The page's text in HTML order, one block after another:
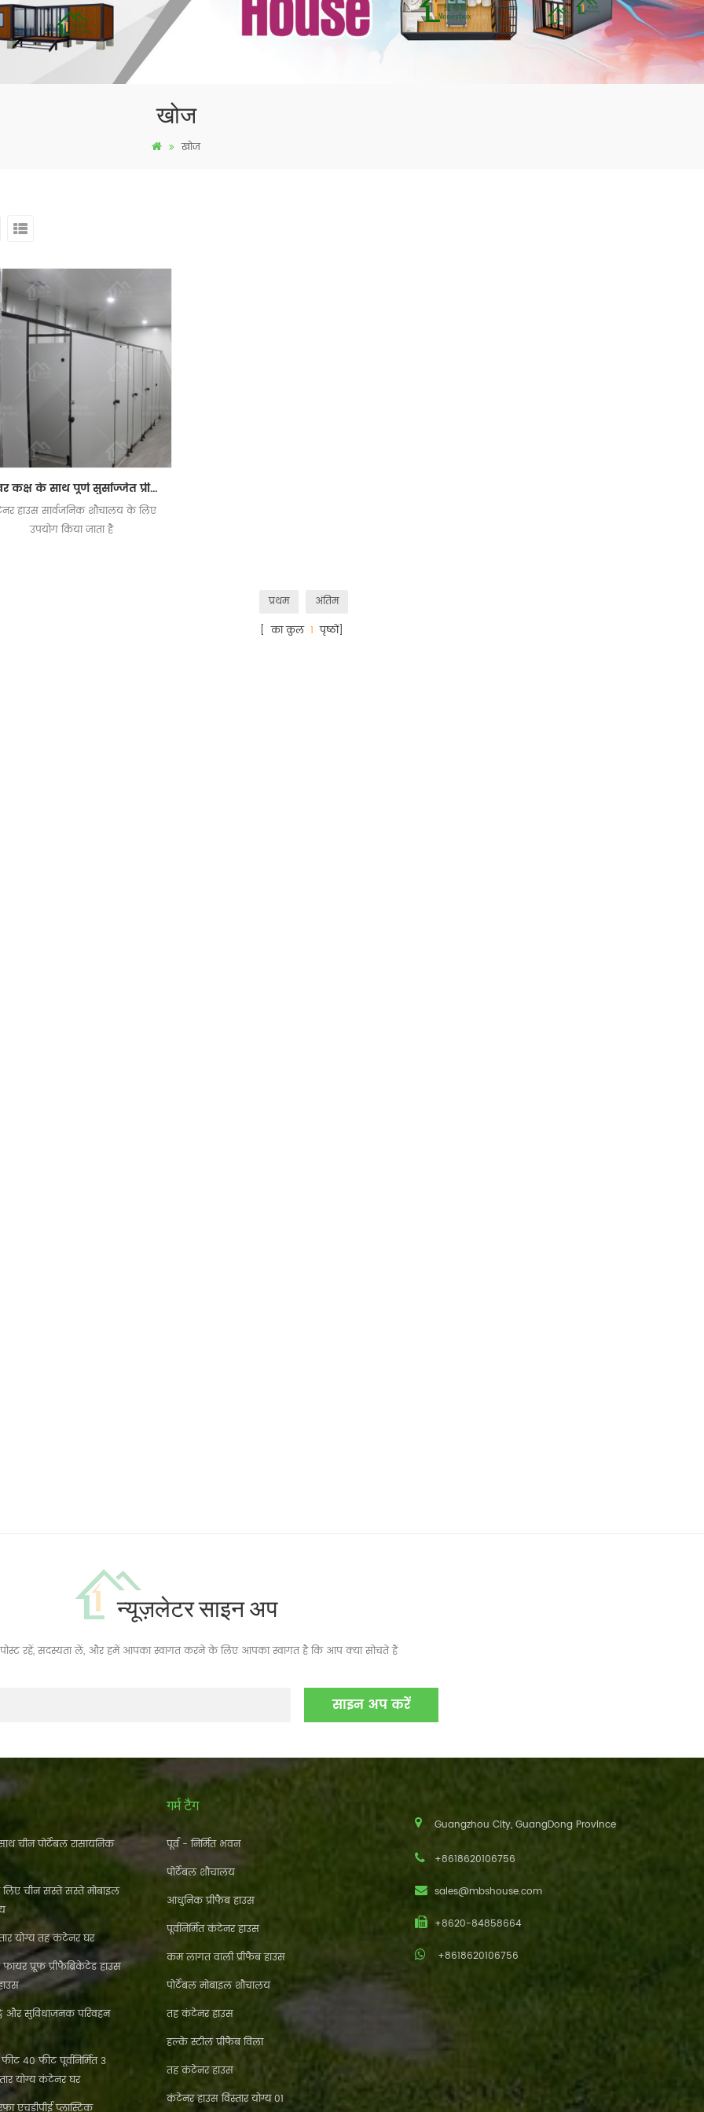
खोज
खोज
शॉवर कक्ष के साथ पूर्ण सुसज्जित प्रीफैब कंटेनर शौचालय
हाउस सार्वजनिक शौचालय के लिए
उपयोग किया जाता है
प्रथम
अंतिम
[ का कुल1 पृष्ठों]
न्यूज़लेटर साइन अप
रहें, सदस्यता लें, और हमें आपका स्वागत करने के लिए आपका स्वागत है कि आप क्या सोचते हैं
चीन पोर्टेबल रासायनिक
चीन सस्ते सस्ते मोबाइल
योग्य तह कंटेनर घर
प्रूफ प्रीफैब्रिकेटेड हाउस
और सुविधाजनक परिवहन
40 फीट पूर्वनिर्मित 3
योग्य कंटेनर घर
एचडीपीई प्लास्टिक
गर्म टैग
पूर्व - निर्मित भवन
पोर्टेबल शौचालय
आधुनिक प्रीफैब हाउस
पूर्वनिर्मित कंटेनर हाउस
कम लागत वाली प्रीफैब हाउस
पोर्टेबल मोबाइल शौचालय
तह कंटेनर हाउस
हल्के स्टील प्रीफैब विला
तह कंटेनर हाउस
कंटेनर हाउस विस्तार योग्य 01
Guangzhou City, GuangDong Province
+8618620106756
sales@mbshouse.com
+8620-84858664
+8618620106756
mbshou
se.com